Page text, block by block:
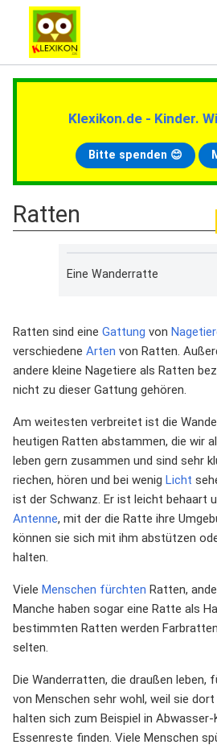
Klexikon.de - Kinder.
Bitte spenden 😊
Ratten
Eine Wanderratte
Ratten sind eine Gattung von
verschiedene Arten von Ratten.
andere kleine Nagetiere als Ratten
nicht zu dieser Gattung gehören.
Am weitesten verbreitet ist die
heutigen Ratten abstammen, die wir
leben gern zusammen und sind sehr
riechen, hören und bei wenig Licht
ist der Schwanz. Er ist leicht behaart
Antenne, mit der die Ratte ihre
können sie sich mit ihm abstützen
halten.
Viele Menschen fürchten Ratten,
Manche haben sogar eine Ratte als
bestimmten Ratten werden
selten.
Die Wanderratten, die draußen leben,
von Menschen sehr wohl, weil sie
halten sich zum Beispiel in
Essenreste finden. Viele Menschen